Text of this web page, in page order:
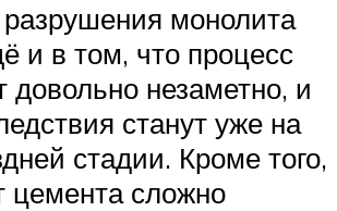
монолита
и в том, что процесс
довольно незаметно, и
станут уже на
стадии. Кроме того,
цемента сложно